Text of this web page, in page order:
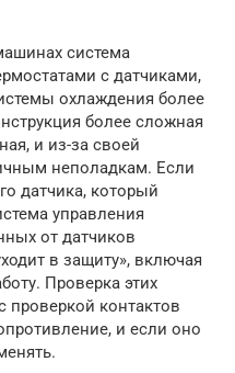
система
с датчиками,
охлаждения более
более сложная
и из-за своей
неполадкам. Если
датчика, который
управления
от датчиков
в защиту», включая
Проверка этих
проверкой контактов
и если оно